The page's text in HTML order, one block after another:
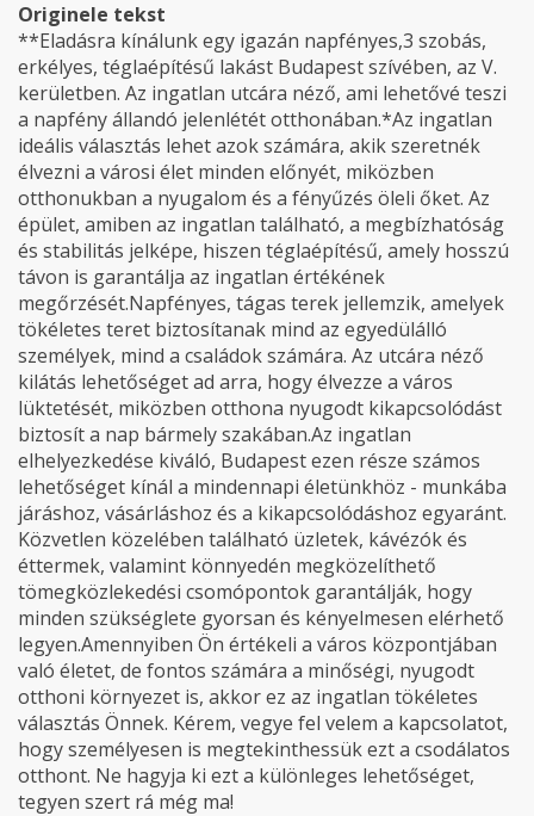
Originele tekst
**Eladásra kínálunk egy igazán napfényes,3 szobás,
erkélyes, téglaépítésű lakást Budapest szívében, az V.
kerületben. Az ingatlan utcára néző, ami lehetővé teszi
a napfény állandó jelenlétét otthonában.*Az ingatlan
ideális választás lehet azok számára, akik szeretnék
élvezni a városi élet minden előnyét, miközben
otthonukban a nyugalom és a fényűzés öleli őket. Az
épület, amiben az ingatlan található, a megbízhatóság
és stabilitás jelképe, hiszen téglaépítésű, amely hosszú
távon is garantálja az ingatlan értékének
megőrzését.Napfényes, tágas terek jellemzik, amelyek
tökéletes teret biztosítanak mind az egyedülálló
személyek, mind a családok számára. Az utcára néző
kilátás lehetőséget ad arra, hogy élvezze a város
lüktetését, miközben otthona nyugodt kikapcsolódást
biztosít a nap bármely szakában.Az ingatlan
elhelyezkedése kiváló, Budapest ezen része számos
lehetőséget kínál a mindennapi életünkhöz - munkába
járáshoz, vásárláshoz és a kikapcsolódáshoz egyaránt.
Közvetlen közelében található üzletek, kávézók és
éttermek, valamint könnyedén megközelíthető
tömegközlekedési csomópontok garantálják, hogy
minden szükséglete gyorsan és kényelmesen elérhető
legyen.Amennyiben Ön értékeli a város központjában
való életet, de fontos számára a minőségi, nyugodt
otthoni környezet is, akkor ez az ingatlan tökéletes
választás Önnek. Kérem, vegye fel velem a kapcsolatot,
hogy személyesen is megtekinthessük ezt a csodálatos
otthont. Ne hagyja ki ezt a különleges lehetőséget,
tegyen szert rá még ma!